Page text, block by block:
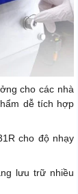
cho các nhà
dễ tích hợp
cho độ nhạy
lưu trữ nhiều